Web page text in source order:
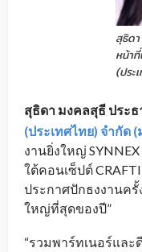
สุธิด
หน้า
(ประ
สุธิดา มงคลสุธี ประ
(ประเทศไทย) จำกัด
งานยิ่งใหญ่
ใต้คอนเซ็ปต์
ประกาศปักธงงานค
ใหญ่ที่สุดของปี”
“รวมพาร์ทเนอร์แล